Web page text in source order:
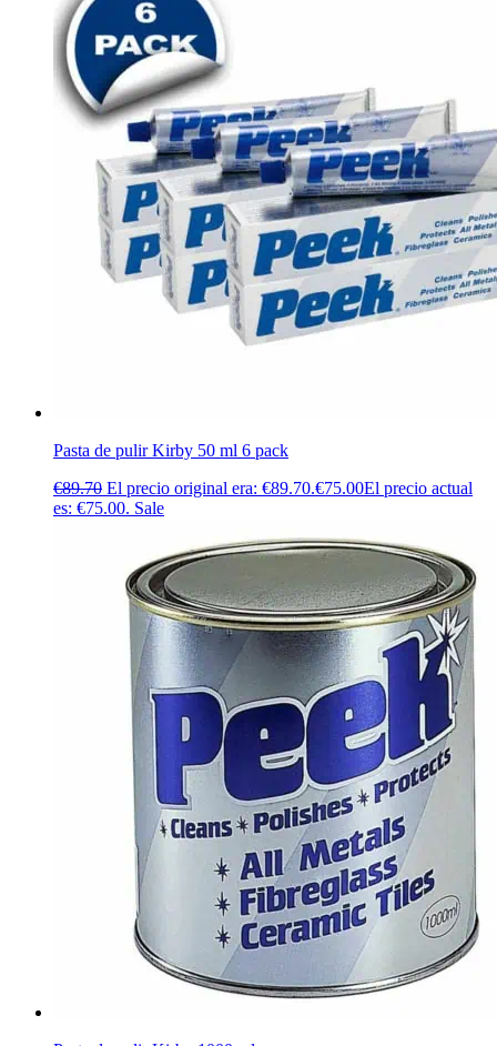
Pasta de pulir Kirby 50 ml 6 pack
€89.70 El precio original era: €89.70.€75.00El precio actual
es: €75.00. Sale